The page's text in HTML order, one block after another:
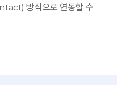
방식으로 연동할 수